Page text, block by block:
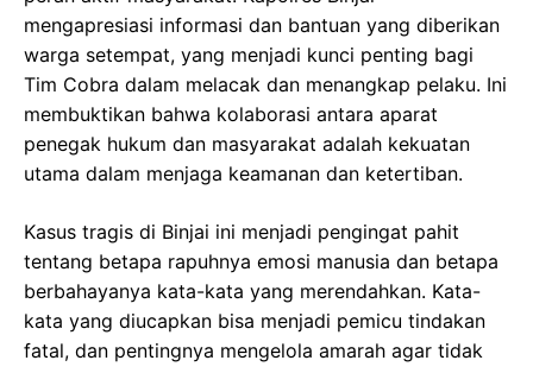
mengapresiasi informasi dan bantuan yang diberikan
warga setempat, yang menjadi kunci penting bagi
Tim Cobra dalam melacak dan menangkap pelaku. Ini
membuktikan bahwa kolaborasi antara aparat
penegak hukum dan masyarakat adalah kekuatan
utama dalam menjaga keamanan dan ketertiban.
Kasus tragis di Binjai ini menjadi pengingat pahit
tentang betapa rapuhnya emosi manusia dan betapa
berbahayanya kata-kata yang merendahkan. Kata-
kata yang diucapkan bisa menjadi pemicu tindakan
fatal, dan pentingnya mengelola amarah agar tidak